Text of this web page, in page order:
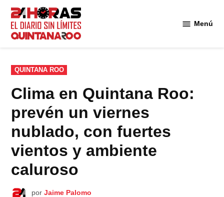
Saltar
contenido
Menú
PUBLICADO
EN
QUINTANA ROO
Clima en Quintana Roo:
prevén un viernes
nublado, con fuertes
vientos y ambiente
caluroso
por Jaime Palomo